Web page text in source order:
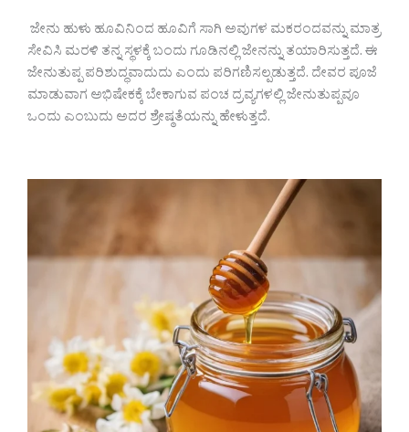
ಜೇನು ಹುಳು ಹೂವಿನಿಂದ ಹೂವಿಗೆ ಸಾಗಿ ಅವುಗಳ ಮಕರಂದವನ್ನು ಮಾತ್ರ
ಸೇವಿಸಿ ಮರಳಿ ತನ್ನ ಸ್ಥಳಕ್ಕೆ ಬಂದು ಗೂಡಿನಲ್ಲಿ ಜೇನನ್ನು ತಯಾರಿಸುತ್ತದೆ. ಈ
ಜೇನುತುಪ್ಪ ಪರಿಶುದ್ಧವಾದುದು ಎಂದು ಪರಿಗಣಿಸಲ್ಪಡುತ್ತದೆ. ದೇವರ ಪೂಜೆ
ಮಾಡುವಾಗ ಅಭಿಷೇಕಕ್ಕೆ ಬೇಕಾಗುವ ಪಂಚ ದ್ರವ್ಯಗಳಲ್ಲಿ ಜೇನುತುಪ್ಪವೂ
ಒಂದು ಎಂಬುದು ಅದರ ಶ್ರೇಷ್ಠತೆಯನ್ನು ಹೇಳುತ್ತದೆ.